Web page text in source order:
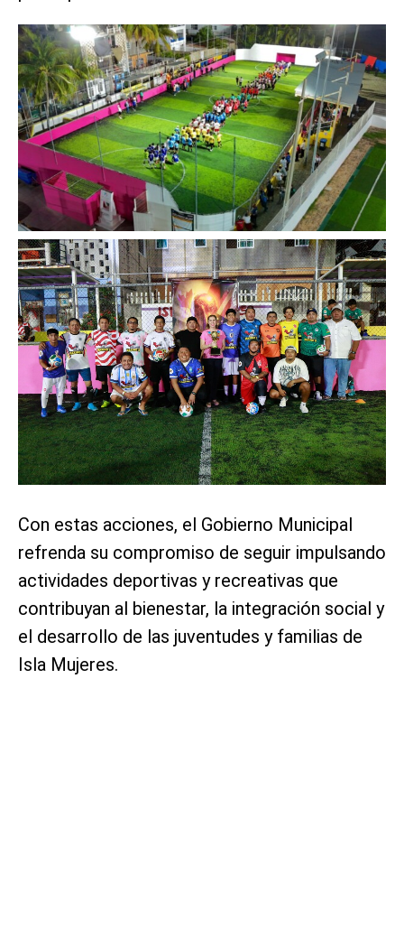
Con estas acciones, el Gobierno Municipal
refrenda su compromiso de seguir impulsando
actividades deportivas y recreativas que
contribuyan al bienestar, la integración social y
el desarrollo de las juventudes y familias de
Isla Mujeres.